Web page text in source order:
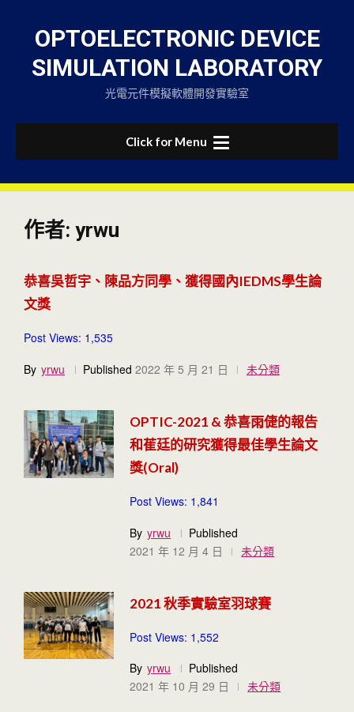
content
OPTOELECTRONIC DEVICE
SIMULATION LABORATORY
光電元件模擬軟體開發實驗室
Click for Menu
作者: yrwu
恭喜吳哲宇、陳品方同學、獲得國內IEDMS學生論
文獎
Post Views: 1,535
By yrwu Published 2022 年 5 月 21 日 未分類
OPTIC-2021 & 恭喜雨倢的報告
和萑廷的研究獲得最佳學生論文
獎(Oral)
Post Views: 1,841
By yrwu
Published
2021 年 12 月 4 日
未分類
2021 秋季實驗室羽球賽
Post Views: 1,552
By yrwu
Published
2021 年 10 月 29 日
未分類